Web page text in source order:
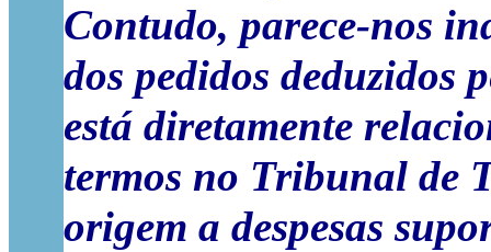
Contudo, parece-nos
dos pedidos deduzidos
está diretamente
termos no Tribunal de
origem a despesas